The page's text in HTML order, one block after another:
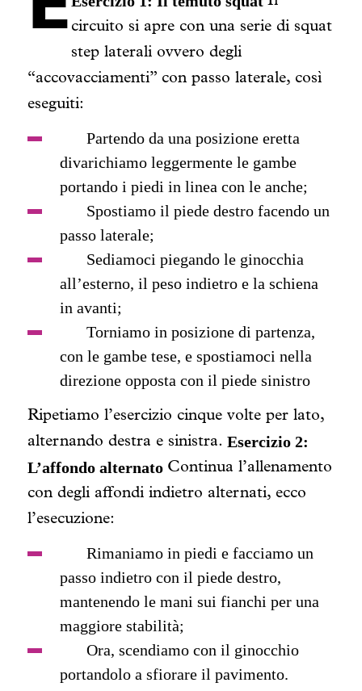
circuito si apre con una serie di squat
step laterali ovvero degli
“accovacciamenti” con passo laterale, così
eseguiti:
Partendo da una posizione eretta
divarichiamo leggermente le gambe
portando i piedi in linea con le anche;
Spostiamo il piede destro facendo un
passo laterale;
Sediamoci piegando le ginocchia
all’esterno, il peso indietro e la schiena
in avanti;
Torniamo in posizione di partenza,
con le gambe tese, e spostiamoci nella
direzione opposta con il piede sinistro
Ripetiamo l’esercizio cinque volte per lato,
alternando destra e sinistra. Esercizio 2:
L’affondo alternato Continua l’allenamento
con degli affondi indietro alternati, ecco
l’esecuzione:
Rimaniamo in piedi e facciamo un
passo indietro con il piede destro,
mantenendo le mani sui fianchi per una
maggiore stabilità;
Ora, scendiamo con il ginocchio
portandolo a sfiorare il pavimento.